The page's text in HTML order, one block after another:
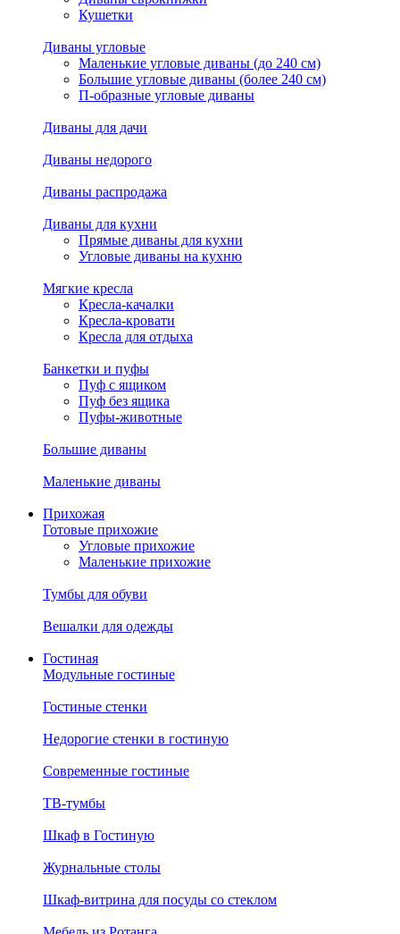
Кушетки
Диваны угловые
Маленькие угловые диваны (до 240 см)
Большие угловые диваны (более 240 см)
П-образные угловые диваны
Диваны для дачи
Диваны недорого
Диваны распродажа
Диваны для кухни
Прямые диваны для кухни
Угловые диваны на кухню
Мягкие кресла
Кресла-качалки
Кресла-кровати
Кресла для отдыха
Банкетки и пуфы
Пуф с ящиком
Пуф без ящика
Пуфы-животные
Большие диваны
Маленькие диваны
Прихожая
Готовые прихожие
Угловые прихожие
Маленькие прихожие
Тумбы для обуви
Вешалки для одежды
Гостиная
Модульные гостиные
Гостиные стенки
Недорогие стенки в гостиную
Современные гостиные
ТВ-тумбы
Шкаф в Гостиную
Журнальные столы
Шкаф-витрина для посуды со стеклом